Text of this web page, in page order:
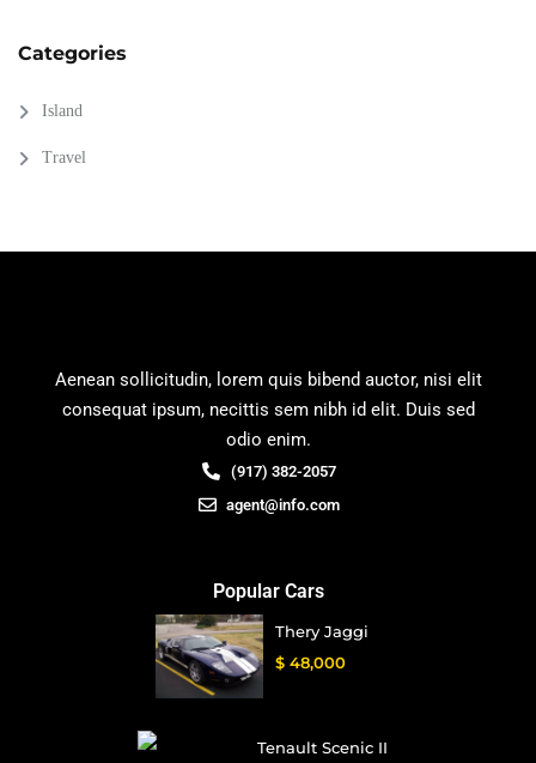
Categories
Island
Travel
Aenean sollicitudin, lorem quis bibend auctor, nisi elit
consequat ipsum, necittis sem nibh id elit. Duis sed
odio enim.
(917) 382-2057
agent@info.com
Popular Cars
Thery Jaggi
$ 48,000
Tenault Scenic II